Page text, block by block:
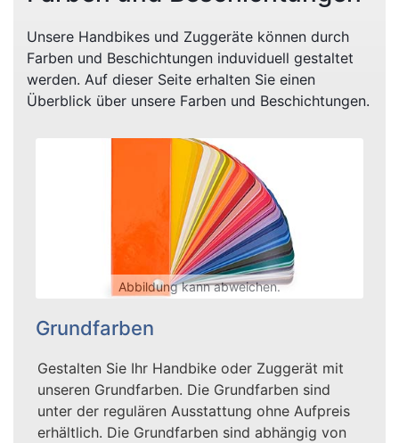
Unsere Handbikes und Zuggeräte können durch
Farben und Beschichtungen induviduell gestaltet
werden. Auf dieser Seite erhalten Sie einen
Überblick über unsere Farben und Beschichtungen.
Abbildung kann abweichen.
Grundfarben
Gestalten Sie Ihr Handbike oder Zuggerät mit
unseren Grundfarben. Die Grundfarben sind
unter der regulären Ausstattung ohne Aufpreis
erhältlich. Die Grundfarben sind abhängig von